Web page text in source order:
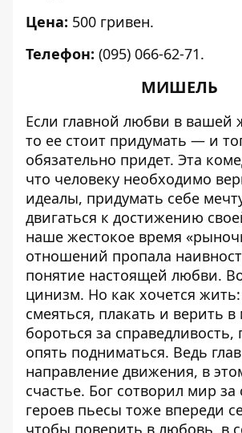
Цена: 500 гривен.
Телефон: (095) 066-62-71.
МИШЕЛЬ
Если главной любви в вашей
то ее стоит придумать — и
обязательно придет. Эта
что человеку необходимо
идеалы, придумать себе
двигаться к достижению
наше жестокое время
отношений пропала
понятие настоящей любви.
цинизм. Но как хочется жить:
смеяться, плакать и верить в
бороться за справедливость,
опять подниматься. Ведь
направление движения, в
счастье. Бог сотворил мир
героев пьесы тоже впереди
чтобы поверить в любовь, в